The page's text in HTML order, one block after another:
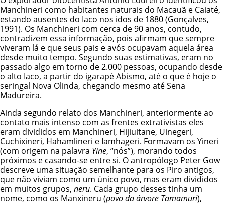
Manchineri como habitantes naturais do Macauã e Caiaté,
estando ausentes do Iaco nos idos de 1880 (Gonçalves,
1991). Os Manchineri com cerca de 90 anos, contudo,
contradizem essa informação, pois afirmam que sempre
viveram lá e que seus pais e avós ocupavam aquela área
desde muito tempo. Segundo suas estimativas, eram no
passado algo em torno de 2.000 pessoas, ocupando desde
o alto Iaco, a partir do igarapé Abismo, até o que é hoje o
seringal Nova Olinda, chegando mesmo até Sena
Madureira.
Ainda segundo relato dos Manchineri, anteriormente ao
contato mais intenso com as frentes extrativistas eles
eram divididos em Manchineri, Hijiuitane, Uinegeri,
Cuchixineri, Hahamlineri e Iamhageri. Formavam os Yineri
(com origem na palavra Yine, “nós”), morando todos
próximos e casando-se entre si. O antropólogo Peter Gow
descreve uma situação semelhante para os Piro antigos,
que não viviam como um único povo, mas eram divididos
em muitos grupos, neru. Cada grupo desses tinha um
nome, como os Manxineru (povo da árvore Tamamuri),